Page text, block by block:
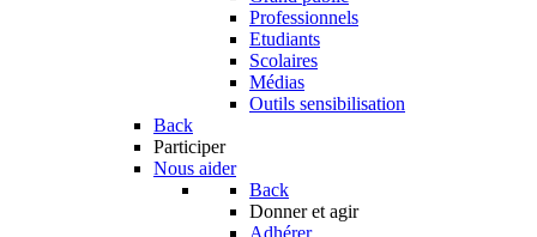
Professionnels
Etudiants
Scolaires
Médias
Outils sensibilisation
Back
Participer
Nous aider
Back
Donner et agir
Adhérer